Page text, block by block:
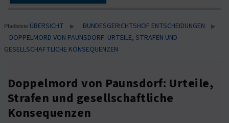
Pfadleiste ÜBERSICHT ▶ BUNDESGERICHTSHOF ENTSCHEIDUNGEN ▶
DOPPELMORD VON PAUNSDORF: URTEILE, STRAFEN UND
GESELLSCHAFTLICHE KONSEQUENZEN
Doppelmord von Paunsdorf: Urteile,
Strafen und gesellschaftliche
Konsequenzen